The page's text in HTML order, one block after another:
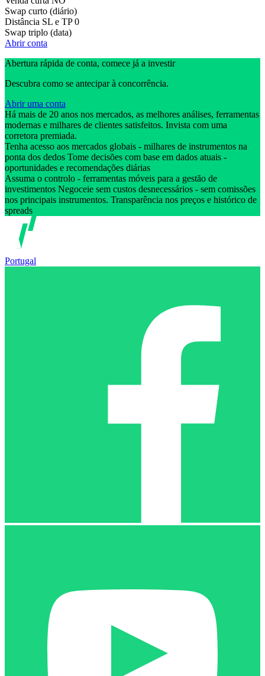
Swap curto (diário)
Distância SL e TP 0
Swap triplo (data)
Abrir conta
Abertura rápida de conta, comece já a investir
Descubra como se antecipar à concorrência.
Abrir uma conta
Há mais de 20 anos nos mercados, as melhores análises, ferramentas
modernas e milhares de clientes satisfeitos. Invista com uma
corretora premiada.
Tenha acesso aos mercados globais - milhares de instrumentos na
ponta dos dedos Tome decisões com base em dados atuais -
oportunidades e recomendações diárias
Assuma o controlo - ferramentas móveis para a gestão de
investimentos Negoceie sem custos desnecessários - sem comissões
nos principais instrumentos. Transparência nos preços e histórico de
spreads
Portugal